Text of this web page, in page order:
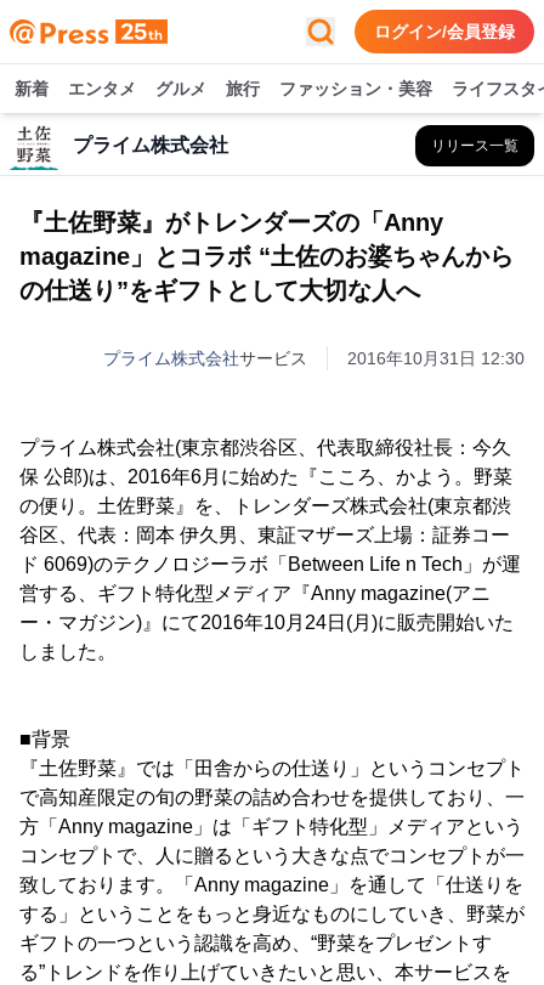
ログイン/会員登録
新着 エンタメ グルメ 旅行 ファッション・美容 ライフスタ
プライム株式会社 リリース一覧
『土佐野菜』がトレンダーズの「Anny
magazine」とコラボ “土佐のお婆ちゃんから
の仕送り”をギフトとして大切な人へ
プライム株式会社サービス 2016年10月31日 12:30
プライム株式会社(東京都渋谷区、代表取締役社長：今久
保 公郎)は、2016年6月に始めた『こころ、かよう。野菜
の便り。土佐野菜』を、トレンダーズ株式会社(東京都渋
谷区、代表：岡本 伊久男、東証マザーズ上場：証券コー
ド 6069)のテクノロジーラボ「Between Life n Tech」が運
営する、ギフト特化型メディア『Anny magazine(アニ
ー・マガジン)』にて2016年10月24日(月)に販売開始いた
しました。
■背景
『土佐野菜』では「田舎からの仕送り」というコンセプト
で高知産限定の旬の野菜の詰め合わせを提供しており、一
方「Anny magazine」は「ギフト特化型」メディアという
コンセプトで、人に贈るという大きな点でコンセプトが一
致しております。「Anny magazine」を通して「仕送りを
する」ということをもっと身近なものにしていき、野菜が
ギフトの一つという認識を高め、“野菜をプレゼントす
る”トレンドを作り上げていきたいと思い、本サービスを